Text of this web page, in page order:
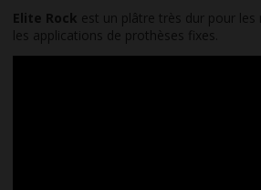
Elite Rock est un plâtre très dur pour
les applications de prothèses fixes.